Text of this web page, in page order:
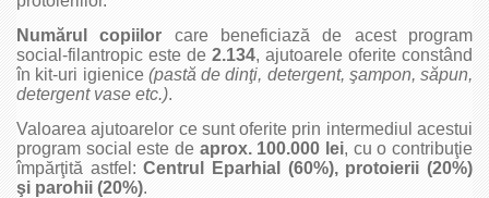
Numărul copiilor care beneficiază de acest program
social‑filantropic este de 2.134, ajutoarele oferite constând
în kit‑uri igienice(pastă de dinţi, detergent, şampon, săpun,
detergent vase etc.).
Valoarea ajutoarelor ce sunt oferite prin intermediul acestui
program social este de aprox. 100.000 lei, cu o contribuţie
împărţită astfel:Centrul Eparhial (60%), protoierii (20%)
şi parohii (20%).